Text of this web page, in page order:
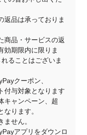
返品は承っておりま
商品・サービスの返
効期限内に限りま
ることはございま
クーポン、
付与対象となります
キャンペーン、超
ります。
せん。
アプリをダウンロ